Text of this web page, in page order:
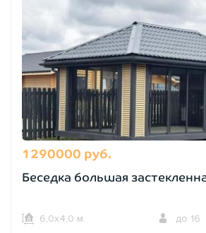
1290000 руб.
Беседка большая
6,0х4,0 м. до 16